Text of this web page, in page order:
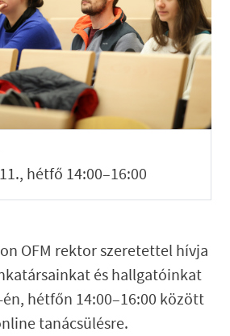
hétfő 14:00–16:00
OFM rektor szeretettel hívja
és hallgatóinkat
én, hétfőn 14:00–16:00 között
tanácsülésre.